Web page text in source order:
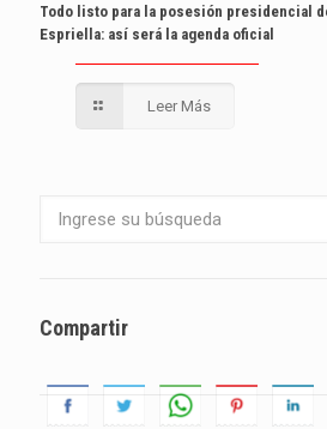
Todo listo para la posesión presidencial
Espriella: así será la agenda oficial
Leer Más
Compartir